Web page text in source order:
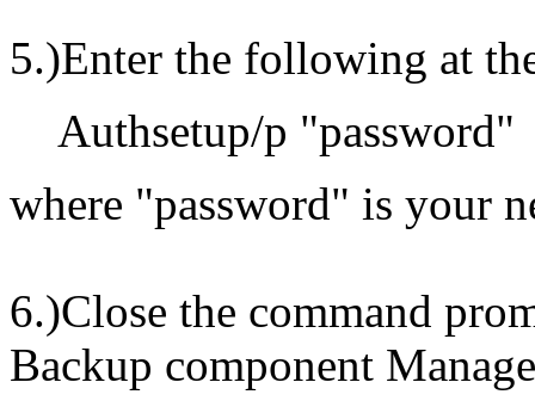
5.)Enter the following at
Authsetup/p "password"
where "password" is your
6.)Close the command
Backup component